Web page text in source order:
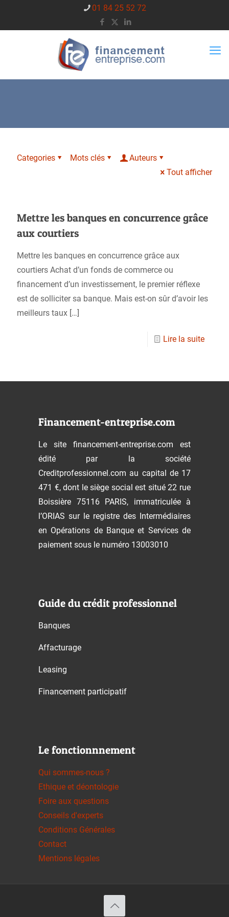
01 84 25 52 72
Categories Mots clés
Auteurs
Tout afficher
Mettre les banques en concurrence grâce
aux courtiers
Mettre les banques en concurrence grâce aux
courtiers Achat d’un fonds de commerce ou
financement d’un investissement, le premier réflexe
est de solliciter sa banque. Mais est-on sûr d’avoir les
meilleurs taux […]
Lire la suite
Financement-entreprise.com
Le site financement-entreprise.com est
édité par la société
Creditprofessionnel.com au capital de 17
471 €, dont le siège social est situé 22 rue
Boissière 75116 PARIS, immatriculée à
l’ORIAS sur le registre des Intermédiaires
en Opérations de Banque et Services de
paiement sous le numéro 13003010
Guide du crédit professionnel
Banques
Affacturage
Leasing
Financement participatif
Le fonctionnnement
Qui sommes-nous ?
Ethique et déontologie
Foire aux questions
Conseils d'experts
Conditions Générales
Contact
Mentions légales